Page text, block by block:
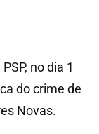
no dia 1
do crime de
Novas.